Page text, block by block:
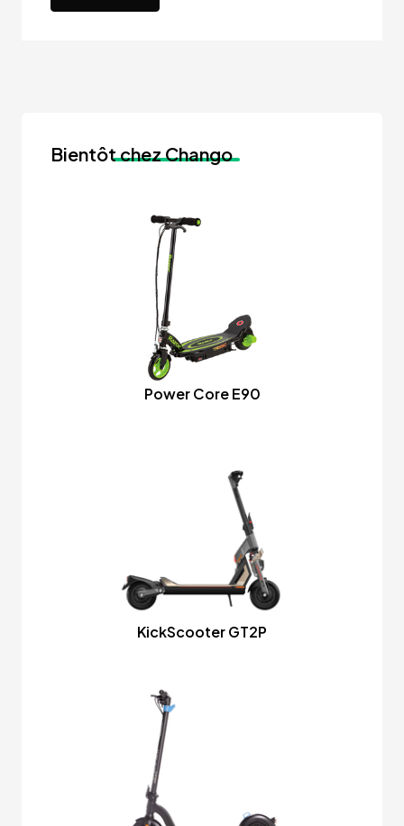
Bientôtchez Chango
Power Core E90
KickScooter GT2P